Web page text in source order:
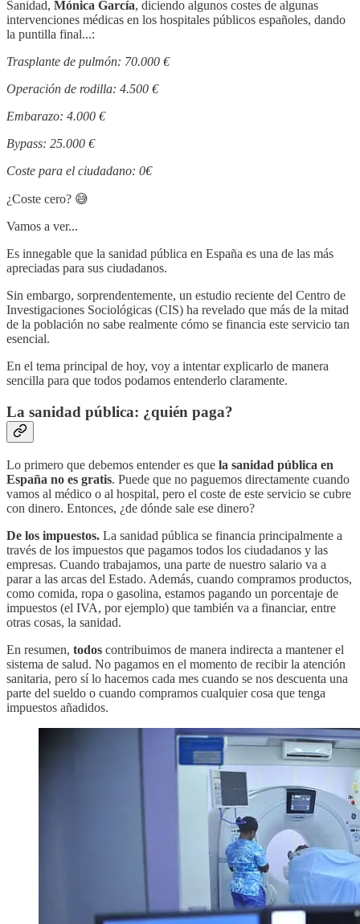
Sanidad, Mónica García, diciendo algunos costes de algunas
intervenciones médicas en los hospitales públicos españoles, dando
la puntilla final...:
Trasplante de pulmón: 70.000 €
Operación de rodilla: 4.500 €
Embarazo: 4.000 €
Bypass: 25.000 €
Coste para el ciudadano: 0€
¿Coste cero? 😅
Vamos a ver...
Es innegable que la sanidad pública en España es una de las más
apreciadas para sus ciudadanos.
Sin embargo, sorprendentemente, un estudio reciente del Centro de
Investigaciones Sociológicas (CIS) ha revelado que más de la mitad
de la población no sabe realmente cómo se financia este servicio tan
esencial.
En el tema principal de hoy, voy a intentar explicarlo de manera
sencilla para que todos podamos entenderlo claramente.
La sanidad pública: ¿quién paga?
Lo primero que debemos entender es que la sanidad pública en
España no es gratis. Puede que no paguemos directamente cuando
vamos al médico o al hospital, pero el coste de este servicio se cubre
con dinero. Entonces, ¿de dónde sale ese dinero?
De los impuestos. La sanidad pública se financia principalmente a
través de los impuestos que pagamos todos los ciudadanos y las
empresas. Cuando trabajamos, una parte de nuestro salario va a
parar a las arcas del Estado. Además, cuando compramos productos,
como comida, ropa o gasolina, estamos pagando un porcentaje de
impuestos (el IVA, por ejemplo) que también va a financiar, entre
otras cosas, la sanidad.
En resumen, todos contribuimos de manera indirecta a mantener el
sistema de salud. No pagamos en el momento de recibir la atención
sanitaria, pero sí lo hacemos cada mes cuando se nos descuenta una
parte del sueldo o cuando compramos cualquier cosa que tenga
impuestos añadidos.